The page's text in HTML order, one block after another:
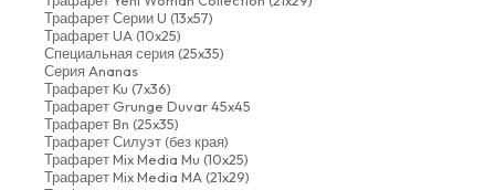
Трафарет Серии U (13x57)
Трафарет UA (10x25)
Специальная серия (25x35)
Серия Ananas
Трафарет Ku (7x36)
Трафарет Grunge Duvar 45x45
Трафарет Bn (25x35)
Трафарет Силуэт (без края)
Трафарет Mix Media Mu (10x25)
Трафарет Mix Media MA (21x29)